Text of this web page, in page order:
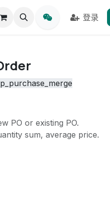
登录
PO or existing PO.
sum, average price.